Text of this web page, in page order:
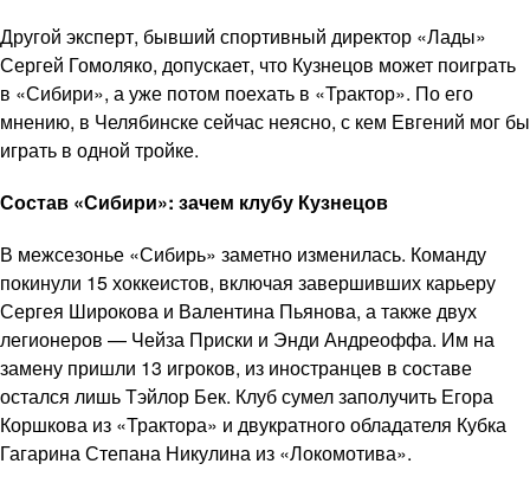
Другой эксперт, бывший спортивный директор «Лады»
Сергей Гомоляко, допускает, что Кузнецов может поиграть
в «Сибири», а уже потом поехать в «Трактор». По его
мнению, в Челябинске сейчас неясно, с кем Евгений мог бы
играть в одной тройке.
Состав «Сибири»: зачем клубу Кузнецов
В межсезонье «Сибирь» заметно изменилась. Команду
покинули 15 хоккеистов, включая завершивших карьеру
Сергея Широкова и Валентина Пьянова, а также двух
легионеров — Чейза Приски и Энди Андреоффа. Им на
замену пришли 13 игроков, из иностранцев в составе
остался лишь Тэйлор Бек. Клуб сумел заполучить Егора
Коршкова из «Трактора» и двукратного обладателя Кубка
Гагарина Степана Никулина из «Локомотива».